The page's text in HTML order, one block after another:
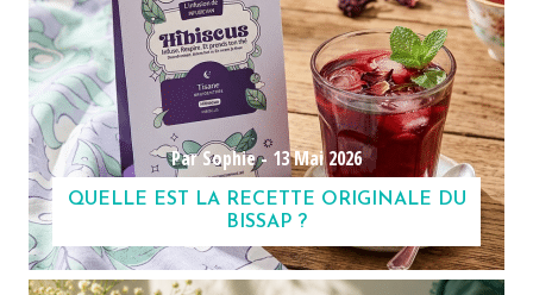
Par Sophie -13 Mai 2026
QUELLE EST LA RECETTE ORIGINALE DU
BISSAP ?